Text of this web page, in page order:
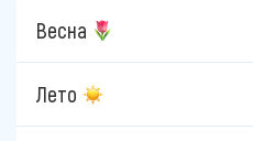
Весна
Лето